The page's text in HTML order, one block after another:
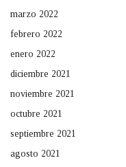
marzo 2022
febrero 2022
enero 2022
diciembre 2021
noviembre 2021
octubre 2021
septiembre 2021
agosto 2021